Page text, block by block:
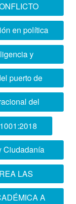
en política
y
(CIOEC)
puerto de
del
Ciudadanía
LAS
A